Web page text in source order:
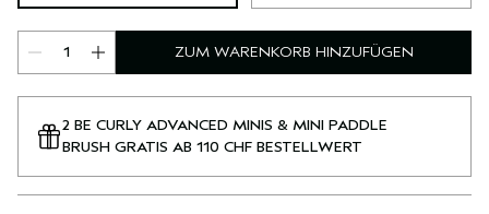
ZUM WARENKORB HINZUFÜGEN
2 BE CURLY ADVANCED MINIS & MINI PADDLE
BRUSH GRATIS AB 110 CHF BESTELLWERT